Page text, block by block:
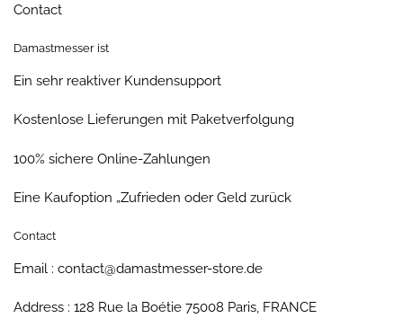
Contact
Damastmesser ist
Ein sehr reaktiver Kundensupport
Kostenlose Lieferungen mit Paketverfolgung
100% sichere Online-Zahlungen
Eine Kaufoption „Zufrieden oder Geld zurück
Contact
Email : contact@damastmesser-store.de
Address : 128 Rue la Boétie 75008 Paris, FRANCE